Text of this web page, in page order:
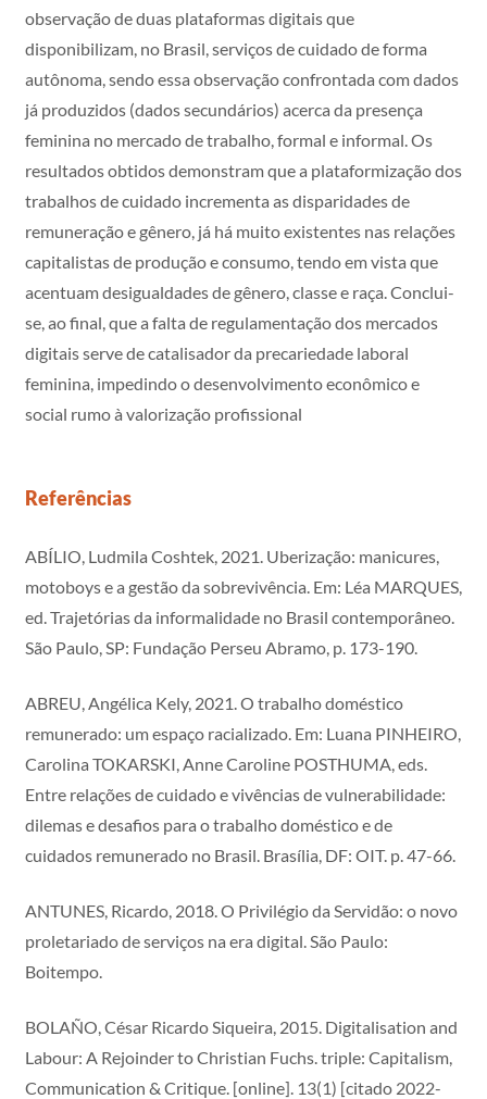
observação de duas plataformas digitais que
disponibilizam, no Brasil, serviços de cuidado de forma
autônoma, sendo essa observação confrontada com dados
já produzidos (dados secundários) acerca da presença
feminina no mercado de trabalho, formal e informal. Os
resultados obtidos demonstram que a plataformização dos
trabalhos de cuidado incrementa as disparidades de
remuneração e gênero, já há muito existentes nas relações
capitalistas de produção e consumo, tendo em vista que
acentuam desigualdades de gênero, classe e raça. Conclui-
se, ao final, que a falta de regulamentação dos mercados
digitais serve de catalisador da precariedade laboral
feminina, impedindo o desenvolvimento econômico e
social rumo à valorização profissional
Referências
ABÍLIO, Ludmila Coshtek, 2021. Uberização: manicures,
motoboys e a gestão da sobrevivência. Em: Léa MARQUES,
ed. Trajetórias da informalidade no Brasil contemporâneo.
São Paulo, SP: Fundação Perseu Abramo, p. 173-190.
ABREU, Angélica Kely, 2021. O trabalho doméstico
remunerado: um espaço racializado. Em: Luana PINHEIRO,
Carolina TOKARSKI, Anne Caroline POSTHUMA, eds.
Entre relações de cuidado e vivências de vulnerabilidade:
dilemas e desafios para o trabalho doméstico e de
cuidados remunerado no Brasil. Brasília, DF: OIT. p. 47-66.
ANTUNES, Ricardo, 2018. O Privilégio da Servidão: o novo
proletariado de serviços na era digital. São Paulo:
Boitempo.
BOLAÑO, César Ricardo Siqueira, 2015. Digitalisation and
Labour: A Rejoinder to Christian Fuchs. triple: Capitalism,
Communication & Critique. [online]. 13(1) [citado 2022-